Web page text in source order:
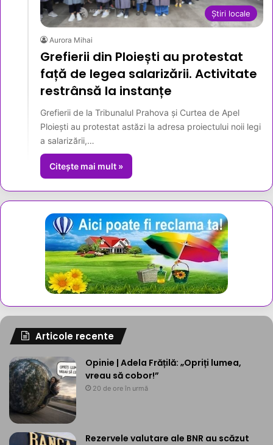
Știri locale
Aurora Mihai
Grefierii din Ploiești au protestat
față de legea salarizării. Activitate
restrânsă la instanțe
Grefierii de la Tribunalul Prahova și Curtea de Apel
Ploiești au protestat astăzi la adresa proiectului noii legi
a salarizării,…
Citește mai mult »
Articole recente
Opinie | Adela Frățilă: „Opriți lumea,
vreau să cobor!”
20 de ore în urmă
Rezervele valutare ale BNR au scăzut